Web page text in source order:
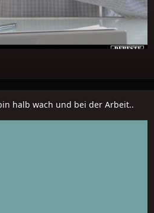
halb wach und bei der Arbeit..